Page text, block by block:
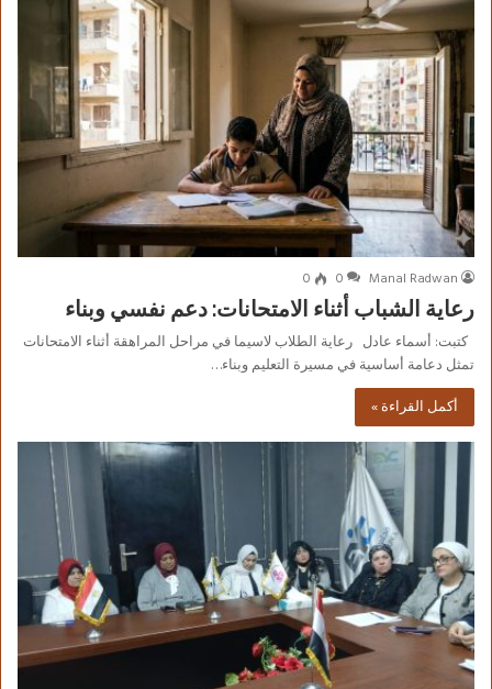
Manal Radwan
0
0
رعاية الشباب أثناء الامتحانات: دعم نفسي وبناء
كتبت: أسماء عادل رعاية الطلاب لاسيما في مراحل المراهقة أثناء الامتحانات
تمثل دعامة أساسية في مسيرة التعليم وبناء…
أكمل القراءة »